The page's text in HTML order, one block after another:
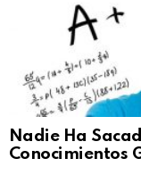
Nadie Ha
Conocimientos